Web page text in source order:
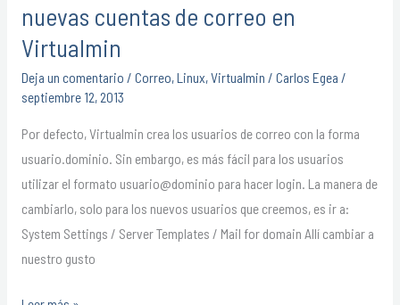
nuevas cuentas de correo en
Virtualmin
Deja un comentario / Correo,Linux,Virtualmin / Carlos Egea /
septiembre 12, 2013
Por defecto, Virtualmin crea los usuarios de correo con la forma
usuario.dominio. Sin embargo, es más fácil para los usuarios
utilizar el formato usuario@dominio para hacer login. La manera de
cambiarlo, solo para los nuevos usuarios que creemos, es ir a:
System Settings / Server Templates / Mail for domain Allí cambiar a
nuestro gusto
del
login
de
las
nuevas
cuentas
de
correo
en
Virtualmin